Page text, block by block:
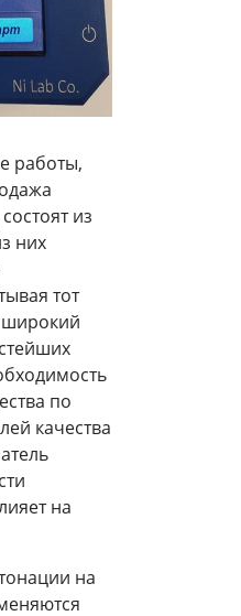
работы,
из
них
тот
широкий
по
качества
на
на